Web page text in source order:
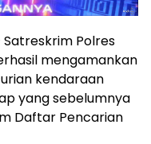
Satreskrim Polres
mengamankan
kendaraan
yang sebelumnya
Daftar Pencarian